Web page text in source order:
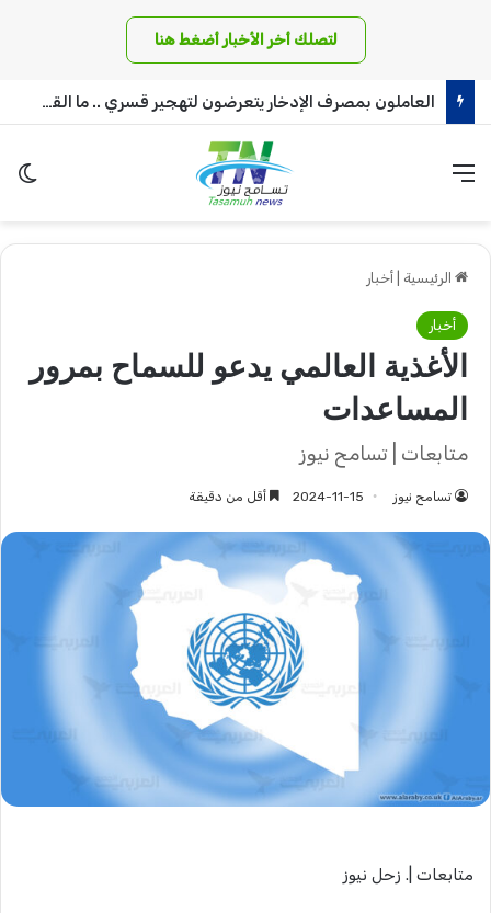
لتصلك أخر الأخبار أضغط هنا
العاملون بمصرف الإدخار يتعرضون لتهجير قسري .. ما القصة!!
القائمة
الرئيسية أخبار
أخبار
الأغذية العالمي يدعو للسماح بمرور
المساعدات
متابعات | تسامح نيوز
تسامح نيوز 2024-11-15 أقل من دقيقة
متابعات |. زحل نيوز